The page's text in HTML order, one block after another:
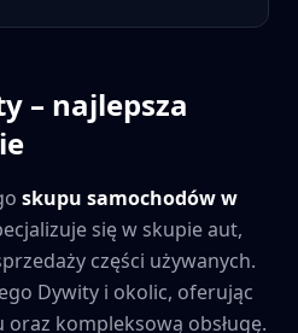
– najlepsza
skupu samochodów w
się w skupie aut,
części używanych.
Dywity i okolic, oferując
oraz kompleksową obsługę.